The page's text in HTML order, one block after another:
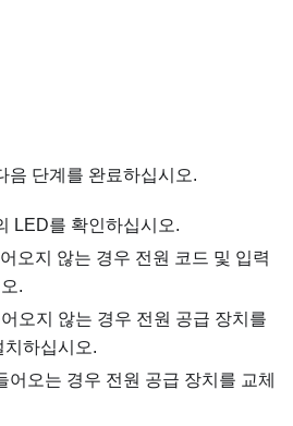
음 단계를 완료하십시오.
LED를 확인하십시오.
오지 않는 경우 전원 코드 및 입력
.
오지 않는 경우 전원 공급 장치를
하십시오.
어오는 경우 전원 공급 장치를 교체